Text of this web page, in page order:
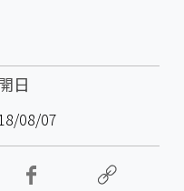
日
08/07